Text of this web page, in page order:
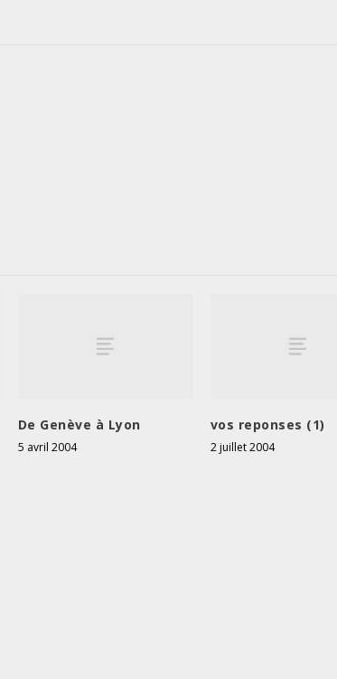
De Genève à Lyon
5 avril 2004
vos reponses (1)
2 juillet 2004